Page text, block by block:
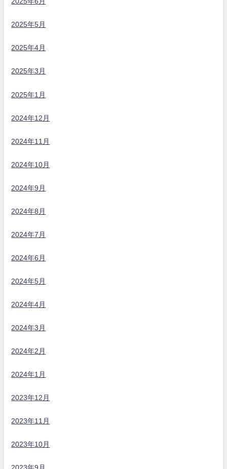
2025年5月
2025年4月
2025年3月
2025年1月
2024年12月
2024年11月
2024年10月
2024年9月
2024年8月
2024年7月
2024年6月
2024年5月
2024年4月
2024年3月
2024年2月
2024年1月
2023年12月
2023年11月
2023年10月
2023年9月